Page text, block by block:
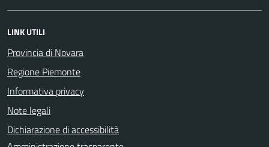
LINK UTILI
Provincia di Novara
Regione Piemonte
Informativa privacy
Note legali
Dichiarazione di accessibilità